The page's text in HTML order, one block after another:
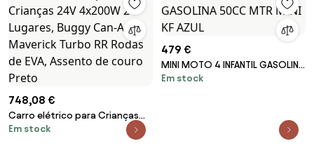
748,08 €
Carro elétrico para Crianças
24V 4x200W 2 Lugares, Buggy
Em stock
479 €
MINI MOTO 4 INFANTIL GASOLINA
50CC MTR MINI KF AZUL
Em stock